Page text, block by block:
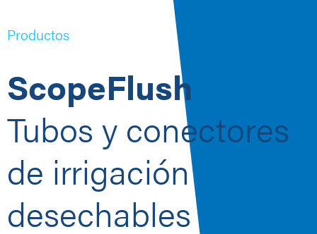
Productos
ScopeFlush
Tubos y conectores
de irrigación
desechables